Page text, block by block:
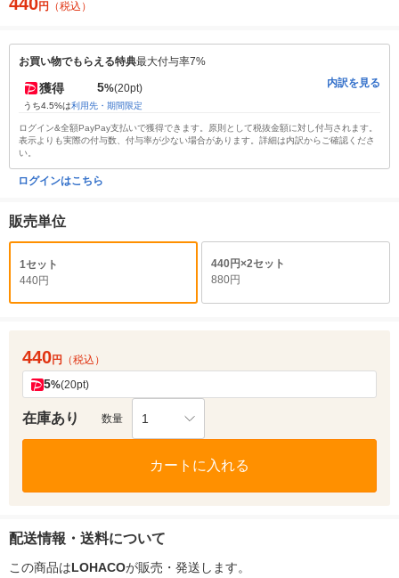
円 （税込）
お買い物でもらえる特典最大付与率7%
獲得 5%(20pt)
うち4.5%は利用先・期間限定
内訳を見る
ログイン&全額PayPay支払いで獲得できます。原則として税抜金額に対し付与されます。
表示よりも実際の付与数、付与率が少ない場合があります。詳細は内訳からご確認くださ
い。
ログインはこちら
販売単位
1セット
440円
440円×2セット
880円
440円 （税込）
5%(20pt)
在庫あり 数量 1
カートに入れる
配送情報・送料について
この商品はLOHACOが販売・発送します。